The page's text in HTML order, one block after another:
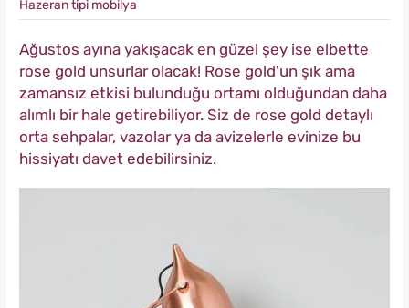
Hazeran tipi mobilya
Ağustos ayına yakışacak en güzel şey ise elbette
rose gold unsurlar olacak! Rose gold'un şık ama
zamansız etkisi bulunduğu ortamı olduğundan daha
alımlı bir hale getirebiliyor. Siz de rose gold detaylı
orta sehpalar, vazolar ya da avizelerle evinize bu
hissiyatı davet edebilirsiniz.